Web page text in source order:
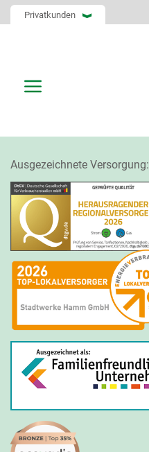
Privatkunden
Ausgezeichnete Versorgung: